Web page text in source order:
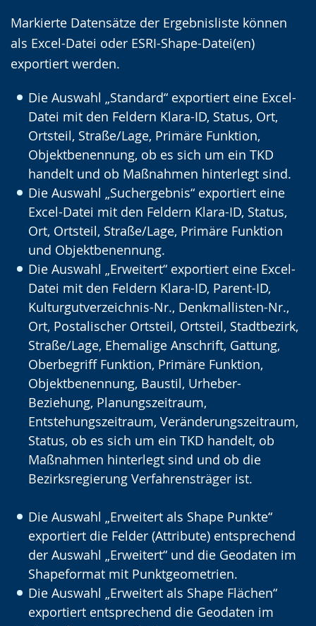
Markierte Datensätze der Ergebnisliste können
als Excel-Datei oder ESRI-Shape-Datei(en)
exportiert werden.
Die Auswahl „Standard“ exportiert eine Excel-
Datei mit den Feldern Klara-ID, Status, Ort,
Ortsteil, Straße/Lage, Primäre Funktion,
Objektbenennung, ob es sich um ein TKD
handelt und ob Maßnahmen hinterlegt sind.
Die Auswahl „Suchergebnis“ exportiert eine
Excel-Datei mit den Feldern Klara-ID, Status,
Ort, Ortsteil, Straße/Lage, Primäre Funktion
und Objektbenennung.
Die Auswahl „Erweitert“ exportiert eine Excel-
Datei mit den Feldern Klara-ID, Parent-ID,
Kulturgutverzeichnis-Nr., Denkmallisten-Nr.,
Ort, Postalischer Ortsteil, Ortsteil, Stadtbezirk,
Straße/Lage, Ehemalige Anschrift, Gattung,
Oberbegriff Funktion, Primäre Funktion,
Objektbenennung, Baustil, Urheber-
Beziehung, Planungszeitraum,
Entstehungszeitraum, Veränderungszeitraum,
Status, ob es sich um ein TKD handelt, ob
Maßnahmen hinterlegt sind und ob die
Bezirksregierung Verfahrensträger ist.
Die Auswahl „Erweitert als Shape Punkte“
exportiert die Felder (Attribute) entsprechend
der Auswahl „Erweitert“ und die Geodaten im
Shapeformat mit Punktgeometrien.
Die Auswahl „Erweitert als Shape Flächen“
exportiert entsprechend die Geodaten im